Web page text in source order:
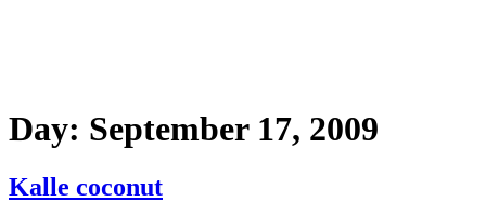
Day: September 17, 2009
Kalle coconut